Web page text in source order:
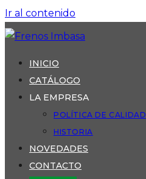
Ir al contenido
INICIO
CATÁLOGO
LA EMPRESA
POLÍTICA DE CALIDAD
HISTORIA
NOVEDADES
CONTACTO